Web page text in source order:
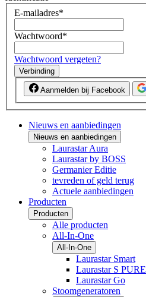
E-mailadres*
Wachtwoord*
Wachtwoord vergeten?
Verbinding
Aanmelden bij Facebook
Nieuws en aanbiedingen
Nieuws en aanbiedingen
Laurastar Aura
Laurastar by BOSS
Germanier Editie
tevreden of geld terug
Actuele aanbiedingen
Producten
Producten
Alle producten
All-In-One
All-In-One
Laurastar Smart
Laurastar S PURE
Laurastar Go
Stoomgeneratoren